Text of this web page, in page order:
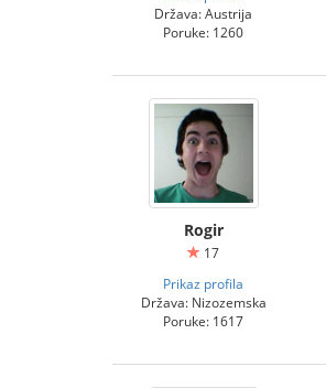
Država: Austrija
Poruke: 1260
Rogir
17
Prikaz profila
Država: Nizozemska
Poruke: 1617